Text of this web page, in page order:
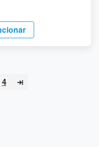
4